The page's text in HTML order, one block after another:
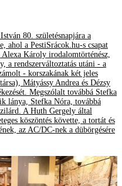
80. születésnapjára a
ahol a PestiSrácok.hu-s csapat
Alexa Károly irodalomtörténész,
a rendszerváltoztatás utáni - a
- korszakának két jeles
Mátyássy Andrea és Dézsy
Megszólalt továbbá Stefka
lánya, Stefka Nóra, továbbá
A Huth Gergely által
köszöntés követte, a tortát és
az AC/DC-nek a dübörgésére